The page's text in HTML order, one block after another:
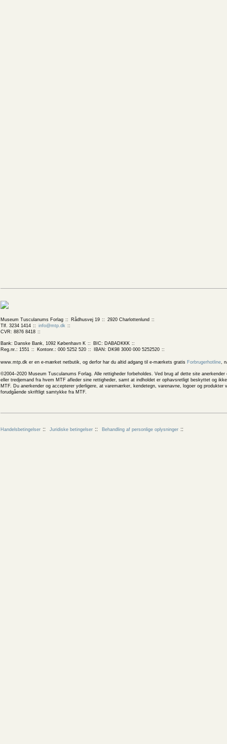
Museum Tusculanums Forlag Rådhusvej 19
2920 Charlottenlund
Tlf. 3234 1414
info@mtp.dk
CVR: 8876 8418
Bank: Danske Bank, 1092 København K
BIC: DABADKKK
Reg.nr.: 1551
Kontonr.: 000 5252 520 IBAN: DK98 3000 000 5252520
www.mtp.dk er en e-mærket netbutik, og derfor har du altid adgang til e-mærkets gratis Forbrugerhotline,
©2004–2020 Museum Tusculanums Forlag. Alle rettigheder forbeholdes. Ved brug af dette site
eller tredjemand fra hvem MTF afleder sine rettigheder, samt at indholdet er ophavsretligt beskyttet og
MTF. Du anerkender og accepterer yderligere, at varemærker, kendetegn, varenavne, logoer og
forudgående skriftligt samtykke fra MTF.
Handelsbetingelser Juridiske betingelser Behandling af personlige oplysninger